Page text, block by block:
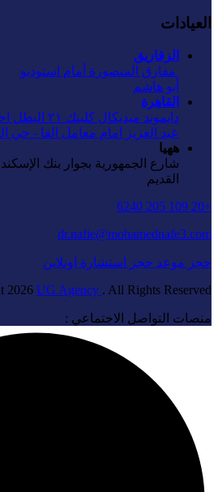
العيادات
الزقازيق
‏ مفارق المنصورة أمام استوديو
أبو هاشم
القاهرة
دايموند ميديكال كلينك ٢١ البطل احمد
عبد العزيز امام معامل الفا - حي
ههيا
شارع الجمهورية بجوار بنك
القديم
+20 109 205 6240
dr.nafie@mohamednafe3.com
حجز موعد حجز استشارة اونلاين
2026 UG Agency . All Rights Reserved.
منصات التواصل الاجتماعي :